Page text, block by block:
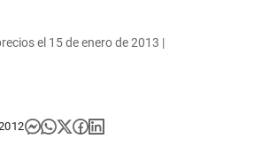
el 15 de enero de 2013 |